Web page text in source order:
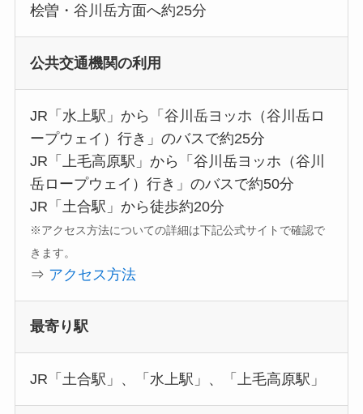
桧曽・谷川岳方面へ約25分
公共交通機関の利用
JR「水上駅」から「谷川岳ヨッホ（谷川岳ロ
ープウェイ）行き」のバスで約25分
JR「上毛高原駅」から「谷川岳ヨッホ（谷川
岳ロープウェイ）行き」のバスで約50分
JR「土合駅」から徒歩約20分
※アクセス方法についての詳細は下記公式サイトで確認で
きます。
⇒ アクセス方法
最寄り駅
JR「土合駅」、「水上駅」、「上毛高原駅」